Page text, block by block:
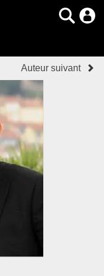
Auteur suivant